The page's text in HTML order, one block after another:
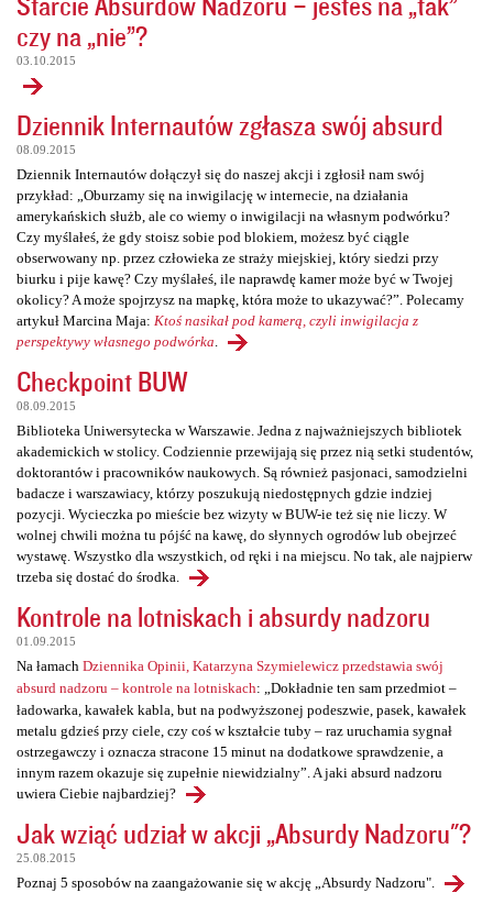
czy na „nie”?
03.10.2015
Dziennik Internautów zgłasza swój absurd
08.09.2015
Dziennik Internautów dołączył się do naszej akcji i zgłosił nam swój
przykład: „Oburzamy się na inwigilację w internecie, na działania
amerykańskich służb, ale co wiemy o inwigilacji na własnym podwórku?
Czy myślałeś, że gdy stoisz sobie pod blokiem, możesz być ciągle
obserwowany np. przez człowieka ze straży miejskiej, który siedzi przy
biurku i pije kawę? Czy myślałeś, ile naprawdę kamer może być w Twojej
okolicy? A może spojrzysz na mapkę, która może to ukazywać?”. Polecamy
artykuł Marcina Maja: Ktoś nasikał pod kamerą, czyli inwigilacja z
perspektywy własnego podwórka
Checkpoint BUW
08.09.2015
Biblioteka Uniwersytecka w Warszawie. Jedna z najważniejszych bibliotek
akademickich w stolicy. Codziennie przewijają się przez nią setki studentów,
doktorantów i pracowników naukowych. Są również pasjonaci, samodzielni
badacze i warszawiacy, którzy poszukują niedostępnych gdzie indziej
pozycji. Wycieczka po mieście bez wizyty w BUW-ie też się nie liczy. W
wolnej chwili można tu pójść na kawę, do słynnych ogrodów lub obejrzeć
wystawę. Wszystko dla wszystkich, od ręki i na miejscu. No tak, ale najpierw
trzeba się dostać do środka.
Kontrole na lotniskach i absurdy nadzoru
01.09.2015
Na łamach Dziennika Opinii, Katarzyna Szymielewicz przedstawia swój
absurd nadzoru – kontrole na lotniskach: „Dokładnie ten sam przedmiot –
ładowarka, kawałek kabla, but na podwyższonej podeszwie, pasek, kawałek
metalu gdzieś przy ciele, czy coś w kształcie tuby – raz uruchamia sygnał
ostrzegawczy i oznacza stracone 15 minut na dodatkowe sprawdzenie, a
innym razem okazuje się zupełnie niewidzialny”. A jaki absurd nadzoru
uwiera Ciebie najbardziej?
Jak wziąć udział w akcji „Absurdy Nadzoru"?
25.08.2015
Poznaj 5 sposobów na zaangażowanie się w akcję „Absurdy Nadzoru".